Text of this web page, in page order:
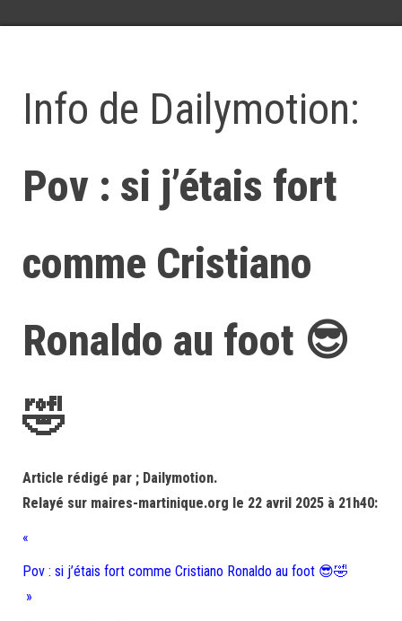
Info de Dailymotion:
Pov : si j’étais fort
comme Cristiano
Ronaldo au foot 😎
🤣
Article rédigé par ; Dailymotion.
Relayé sur maires-martinique.org le 22 avril 2025 à 21h40:
«
Pov : si j’étais fort comme Cristiano Ronaldo au foot 😎🤣
»